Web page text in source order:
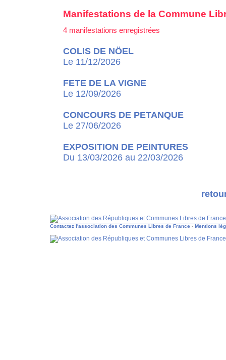
Manifestations de la Commune
4 manifestations enregistrées
COLIS DE NÖEL
Le 11/12/2026
FETE DE LA VIGNE
Le 12/09/2026
CONCOURS DE PETANQUE
Le 27/06/2026
EXPOSITION DE PEINTURES
Du 13/03/2026 au 22/03/2026
Contactez l'association des Communes Libres de France - Mentions